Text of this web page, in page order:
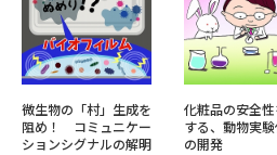
微生物の「村」生成を
阻め！ コミュニケー
ションシグナルの解明
化粧品の安全
する、動物実
の開発